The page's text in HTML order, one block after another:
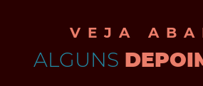
VEJA
ALGUNS